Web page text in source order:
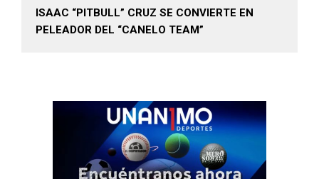
ISAAC “PITBULL” CRUZ SE CONVIERTE EN
PELEADOR DEL “CANELO TEAM”